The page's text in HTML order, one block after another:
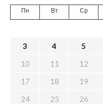
Пн Вт Ср
3
4 5
10
11 12
17
18 19
24
25 26